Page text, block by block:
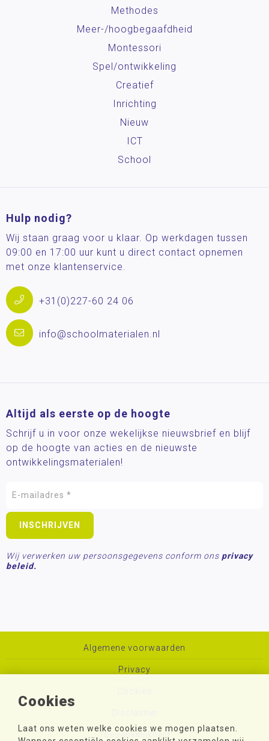
Cookies
Laat ons weten welke cookies we mogen plaatsen.
Methodes
Meer-/hoog­begaafdheid
Montessori
Spel/ontwikkeling
Creatief
Inrichting
Nieuw
ICT
School
Hulp nodig?
Wij staan graag voor u klaar. Op werkdagen tussen
09:00 en 17:00 uur kunt u direct contact opnemen
met onze klantenservice.
+31(0)227-60 24 06
info@schoolmaterialen.nl
Altijd als eerste op de hoogte
Schrijf u in voor onze wekelijkse nieuwsbrief en blijf
op de hoogte van acties en de nieuwste
ontwikkelingsmaterialen!
Wij verwerken uw persoonsgegevens conform ons privacy
beleid.
Algemene voorwaarden
Privacy
Toegankelijkheid